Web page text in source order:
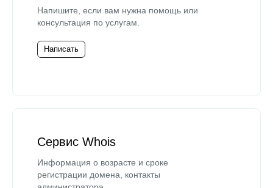
Напишите, если вам нужна помощь или
консультация по услугам.
Написать
Сервис Whois
Информация о возрасте и сроке
регистрации домена, контакты